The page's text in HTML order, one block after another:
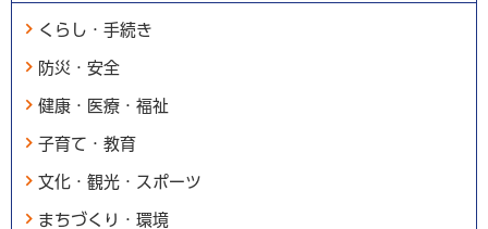
くらし・手続き
防災・安全
健康・医療・福祉
子育て・教育
文化・観光・スポーツ
まちづくり・環境